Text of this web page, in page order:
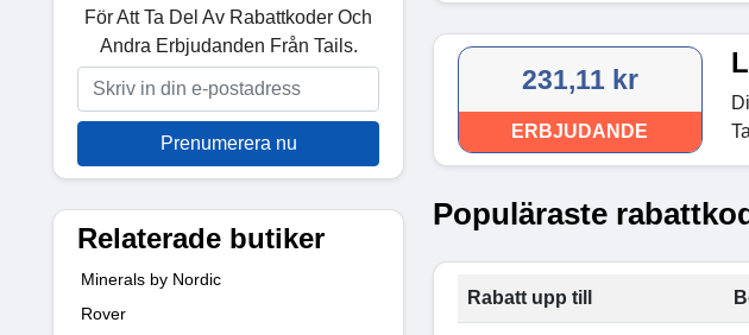
För Att Ta Del Av Rabattkoder Och
Andra Erbjudanden Från Tails.
Prenumerera nu
Relaterade butiker
Minerals by Nordic
Rover
231,11 kr
ERBJUDANDE
Populäraste
Rabatt upp till